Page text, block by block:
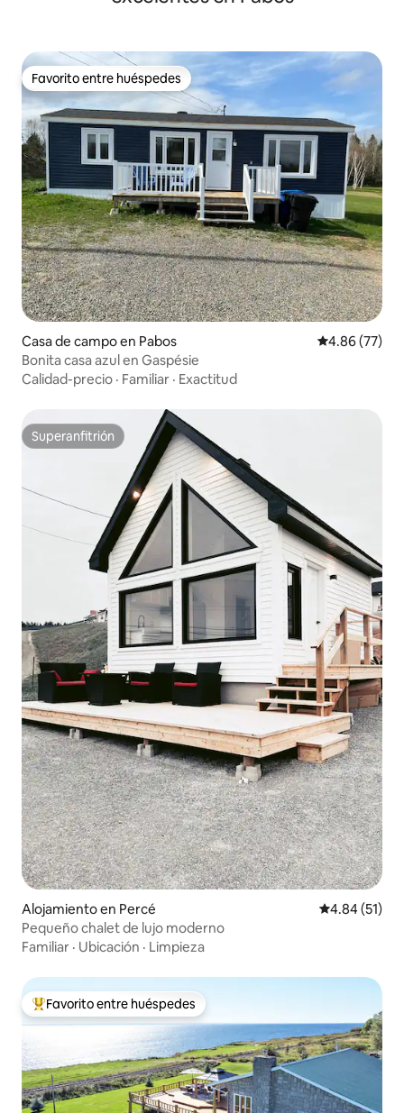
Favorito entre huéspedes
Favorito entre huéspedes
Casa de campo en Pabos Calificación
4.86 (77)
Bonita casa azul en Gaspésie
Calidad-precio · Familiar · Exactitud
Superanfitrión
Superanfitrión
Alojamiento en Percé Calificación
4.84 (51)
Pequeño chalet de lujo moderno
Familiar · Ubicación · Limpieza
Favorito entre huéspedes preferido
Favorito entre huéspedes